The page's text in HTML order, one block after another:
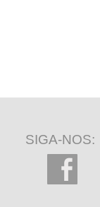
SIGA-NOS: